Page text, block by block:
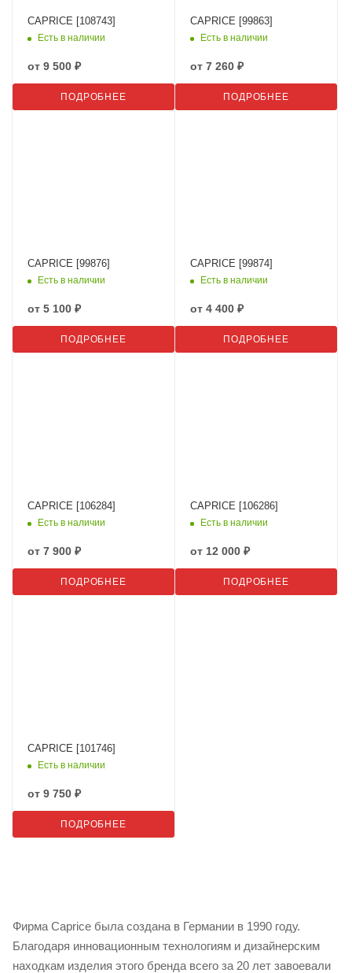
CAPRICE [108743]
Есть в наличии
от 9 500 ₽
ПОДРОБНЕЕ
CAPRICE [99863]
Есть в наличии
от 7 260 ₽
ПОДРОБНЕЕ
CAPRICE [99876]
Есть в наличии
от 5 100 ₽
ПОДРОБНЕЕ
CAPRICE [99874]
Есть в наличии
от 4 400 ₽
ПОДРОБНЕЕ
CAPRICE [106284]
Есть в наличии
от 7 900 ₽
ПОДРОБНЕЕ
CAPRICE [106286]
Есть в наличии
от 12 000 ₽
ПОДРОБНЕЕ
CAPRICE [101746]
Есть в наличии
от 9 750 ₽
ПОДРОБНЕЕ
Фирма Caprice была создана в Германии в 1990 году.
Благодаря инновационным технологиям и дизайнерским
находкам изделия этого бренда всего за 20 лет завоевали